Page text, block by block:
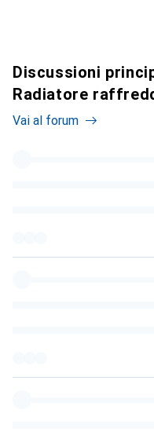
Discussioni
Radiatore
Vai al forum